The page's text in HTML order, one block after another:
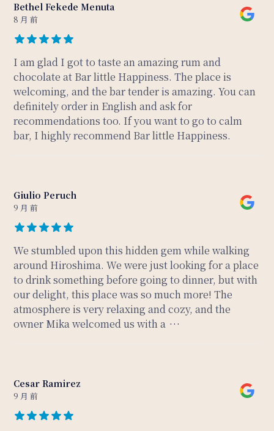
Bethel Fekede Menuta
8 月 前
I am glad I got to taste an amazing rum and
chocolate at Bar little Happiness. The place is
welcoming, and the bar tender is amazing. You can
definitely order in English and ask for
recommendations too. If you want to go to calm
bar, I highly recommend Bar little Happiness.
Giulio Peruch
9 月 前
We stumbled upon this hidden gem while walking
around Hiroshima. We were just looking for a place
to drink something before going to dinner, but with
our delight, this place was so much more! The
atmosphere is very relaxing and cozy, and the
owner Mika welcomed us with a …
Cesar Ramirez
9 月 前